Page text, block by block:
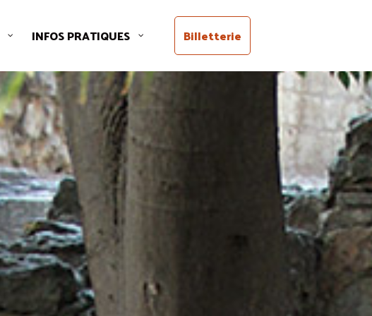
INFOS PRATIQUES Billetterie